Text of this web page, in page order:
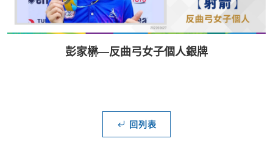
彭家楙—反曲弓女子個人銀牌
回列表